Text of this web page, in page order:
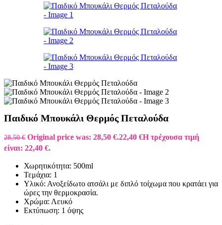
Παιδικό Μπουκάλι Θερμός Πεταλούδα
28,50€ Original price was: 28,50 €.22,40 €Η τρέχουσα τιμή
είναι: 22,40 €.
Χωρητικότητα: 500ml
Τεμάχια: 1
Υλικό: Ανοξείδωτο ατσάλι με διπλό τοίχωμα που κρατάει για
ώρες την θερμοκρασία.
Χρώμα: Λευκό
Εκτύπωση: 1 όψης